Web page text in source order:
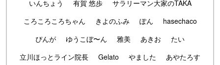
いんちょう
有賀 悠歩
サラリーマン大家のTAKA
ころころころちゃん
きよのふみ ぽん
hasechaco
ぴんが
ゆうこぼ〜ん 雅美 あきお
たい
立川ほっとライン院長
Gelato やました
あやたろす